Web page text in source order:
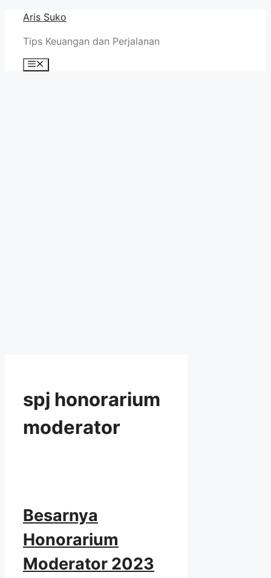
Skip
content
Aris Suko
Tips Keuangan dan Perjalanan
Menu
spj honorarium
moderator
Besarnya
Honorarium
Moderator 2023